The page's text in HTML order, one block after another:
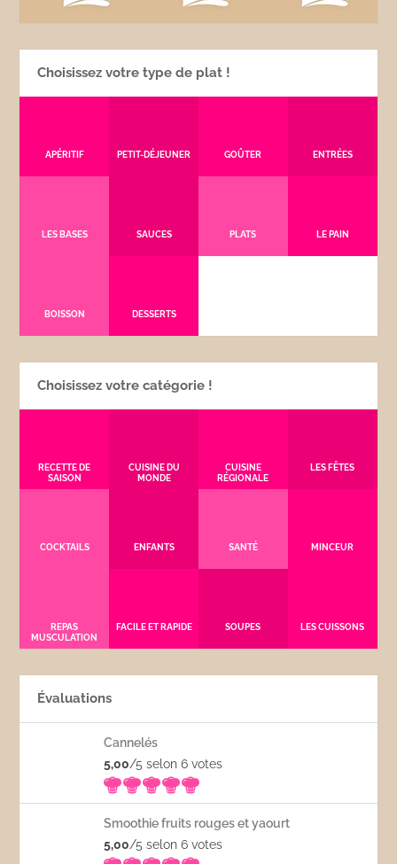
Choisissez votre type de plat !
APÉRITIF PETIT-DÉJEUNER GOÛTER ENTRÉES
LES BASES SAUCES PLATS LE PAIN
BOISSON DESSERTS
Choisissez votre catégorie !
RECETTE DE
SAISON
CUISINE DU
MONDE
CUISINE
RÉGIONALE
LES FÊTES
COCKTAILS ENFANTS SANTÉ MINCEUR
REPAS
MUSCULATION
FACILE ET RAPIDE SOUPES LES CUISSONS
Évaluations
Cannelés
5,00/5 selon 6votes
Smoothie fruits rouges et yaourt
5,00/5 selon 6votes